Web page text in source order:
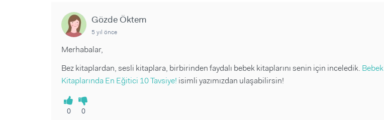
Makaleler
Videolar
Gözde Öktem
5 yıl önce
Merhabalar,
Bez kitaplardan, sesli kitaplara, birbirinden faydalı bebek kitaplarını senin için inceledik. Bebek
Kitaplarında En Eğitici 10 Tavsiye! isimli yazımızdan ulaşabilirsin!
0 0